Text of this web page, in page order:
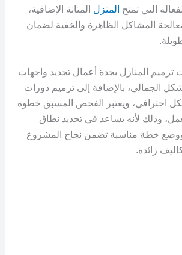
التي تمنح المنزل المتانة الإضافية،
المشاكل الظاهرة والخفية لضمان
ترميم المنازل بجدة أعمال تجديد واجهات
الجمالي، بالإضافة إلى ترميم دورات
احترافي، ويعتبر الفحص المسبق خطوة
وذلك لأنه يساعد في تحديد نطاق
ووضع خطة مناسبة تضمن نجاح المشروع
زائدة.